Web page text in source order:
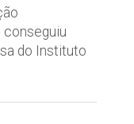
conseguiu
do Instituto